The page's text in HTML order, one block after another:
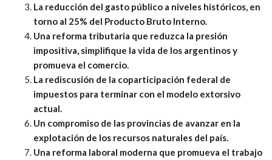
La reducción del gasto público a niveles históricos, en
torno al 25% del Producto Bruto Interno.
Una reforma tributaria que reduzca la presión
impositiva, simplifique la vida de los argentinos y
promueva el comercio.
La rediscusión de la coparticipación federal de
impuestos para terminar con el modelo extorsivo
actual.
Un compromiso de las provincias de avanzar en la
explotación de los recursos naturales del país.
Una reforma laboral moderna que promueva el trabajo